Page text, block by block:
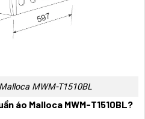
MWM-T1510BL
áo Malloca MWM-T1510BL?